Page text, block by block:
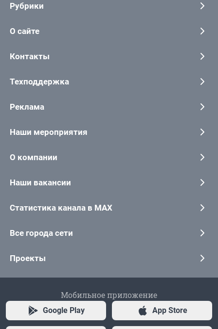
Рубрики
О сайте
Контакты
Техподдержка
Реклама
Наши мероприятия
О компании
Наши вакансии
Статистика канала в MAX
Все города сети
Проекты
Мобильное приложение
Google Play App Store